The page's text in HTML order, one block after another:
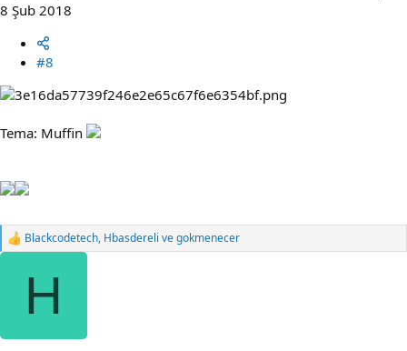
8 Şub 2018
#8
Tema: Muffin
R
Blackcodetech, Hbasdereli vegokmenecer
H